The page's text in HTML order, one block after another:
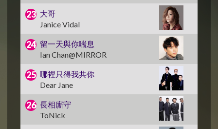
大哥
Janice Vidal
留一天與你喘息
Ian Chan@MIRROR
哪裡只得我共你
Dear Jane
長相廝守
ToNick